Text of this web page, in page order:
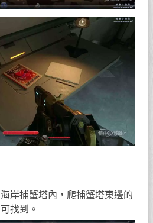
岸捕蟹塔內，爬捕蟹塔東邊的
找到。